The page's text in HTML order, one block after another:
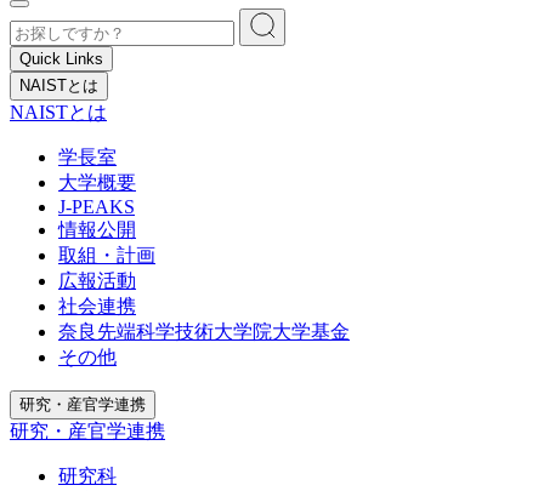
Quick Links
NAISTとは
NAISTとは
学長室
大学概要
J-PEAKS
情報公開
取組・計画
広報活動
社会連携
奈良先端科学技術大学院大学基金
その他
研究・産官学連携
研究・産官学連携
研究科